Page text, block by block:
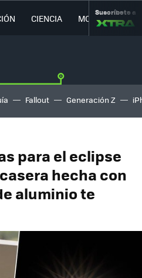
CIENCIA MOVILIDAD
Suscríbete a
Fallout Generación Z
para el eclipse
hecha con
aluminio te